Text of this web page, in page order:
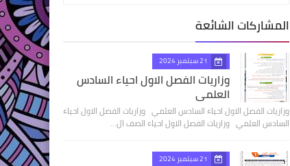
المشاركات الشائعة
21 سبتمبر 2024
وزاريات الفصل الاول احياء السادس
العلمي
وزاريات الفصل الاول احياء السادس العلمي وزاريات الفصل الاول احياء
السادس العلمي وزاريات الفصل الاول احياء الصف ال…
21 سبتمبر 2024